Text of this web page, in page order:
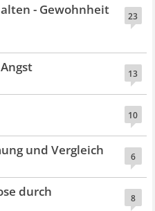
23
- Gewohnheit
13
10
6
und Vergleich
8
durch